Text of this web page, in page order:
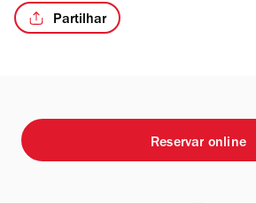
Partilhar
Reservar online